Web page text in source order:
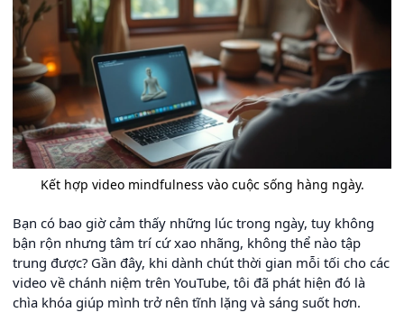
Kết hợp video mindfulness vào cuộc sống hàng ngày.
Bạn có bao giờ cảm thấy những lúc trong ngày, tuy không
bận rộn nhưng tâm trí cứ xao nhãng, không thể nào tập
trung được? Gần đây, khi dành chút thời gian mỗi tối cho các
video về chánh niệm trên YouTube, tôi đã phát hiện đó là
chìa khóa giúp mình trở nên tĩnh lặng và sáng suốt hơn.